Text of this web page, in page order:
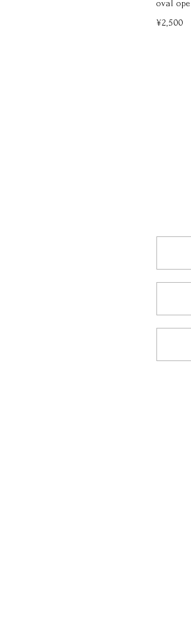
oval
¥2,500